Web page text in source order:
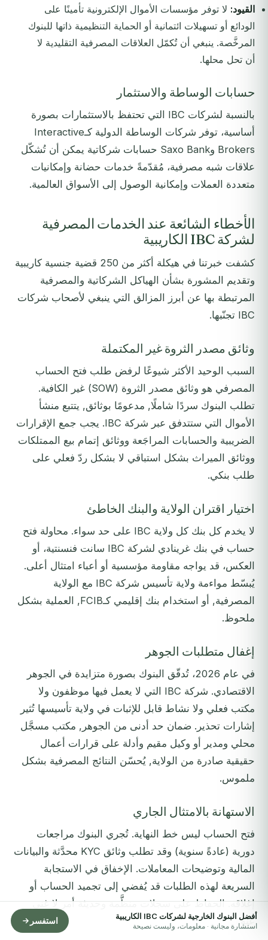
القيود: لا توفر مؤسسات الأموال الإلكترونية تأمينًا على
الودائع أو تسهيلات ائتمانية أو الحماية التنظيمية ذاتها للبنوك
المرخَّصة. ينبغي أن تُكمّل العلاقات المصرفية التقليدية لا
أن تحل محلها.
حسابات الوساطة والاستثمار
بالنسبة لشركات IBC التي تحتفظ بالاستثمارات بصورة
أساسية، توفر شركات الوساطة الدولية كـInteractive
Brokers وSaxo Bank حسابات شركاتية يمكن أن تُشكّل
علاقات شبه مصرفية، مُقدّمةً خدمات حضانة وإمكانيات
متعددة العملات وإمكانية الوصول إلى الأسواق العالمية.
الأخطاء الشائعة عند الخدمات المصرفية
لشركة IBC الكاريبية
كشفت خبرتنا في هيكلة أكثر من 250 قضية جنسية كاريبية
وتقديم المشورة بشأن الهياكل الشركاتية والمصرفية
المرتبطة بها عن أبرز المزالق التي ينبغي لأصحاب شركات
IBC تجنّبها.
وثائق مصدر الثروة غير المكتملة
السبب الوحيد الأكثر شيوعًا لرفض طلب فتح الحساب
المصرفي هو وثائق مصدر الثروة (SOW) غير الكافية.
تطلب البنوك سردًا شاملًا, مدعومًا بوثائق, يتتبع منشأ
الأموال التي ستتدفق عبر شركة IBC. يجب جمع الإقرارات
الضريبية والحسابات المراجَعة ووثائق إتمام بيع الممتلكات
ووثائق الميراث بشكل استباقي لا بشكل ردّ فعلي على
طلب بنكي.
اختيار اقتران الولاية والبنك الخاطئ
لا يخدم كل بنك كل ولاية IBC على حد سواء. محاولة فتح
حساب في بنك غرينادي لشركة IBC سانت فنسنتية، أو
العكس، قد يواجه مقاومة مؤسسية أو أعباء امتثال أعلى.
يُبسّط مواءمة ولاية تأسيس شركة IBC مع الولاية
المصرفية, أو استخدام بنك إقليمي كـFCIB, العملية بشكل
ملحوظ.
إغفال متطلبات الجوهر
في عام 2026، تُدقّق البنوك بصورة متزايدة في الجوهر
الاقتصادي. شركة IBC التي لا يعمل فيها موظفون ولا
مكتب فعلي ولا نشاط قابل للإثبات في ولاية تأسيسها تُثير
إشارات تحذير. ضمان حد أدنى من الجوهر, مكتب مسجَّل
محلي ومدير أو وكيل مقيم وأدلة على قرارات أعمال
حقيقية صادرة من الولاية, يُحسّن النتائج المصرفية بشكل
ملموس.
الاستهانة بالامتثال الجاري
فتح الحساب ليس خط النهاية. تُجري البنوك مراجعات
دورية (عادةً سنوية) وقد تطلب وثائق KYC محدَّثة والبيانات
المالية وتوضيحات المعاملات. الإخفاق في الاستجابة
السريعة لهذه الطلبات قد يُفضي إلى تجميد الحساب أو
إغلاقه. الحفاظ على سجلات منظَّمة وحديثة أمر لا غنى
عنه.
أفضل البنوك الخارجية لشركات IBC الكاريبية
استشارة مجانية · معلومات، وليست نصيحة
استفسر